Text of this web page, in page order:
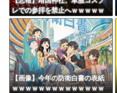
レでの参拝を禁止へｗｗｗｗｗ
ｗｗｗｗｗｗｗｗｗｗｗｗｗｗ
【画像】今年の防衛白書の表紙
ｗｗｗｗｗｗｗｗｗｗｗｗｗｗ